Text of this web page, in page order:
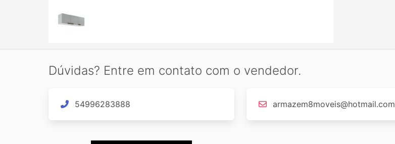
Dúvidas? Entre em contato com o vendedor.
54996283888 armazem8moveis@hotmail.com